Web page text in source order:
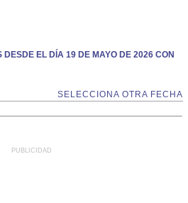
EL DÍA 19 DE MAYO DE 2026 CON
SELECCIONA OTRA FECHA
PUBLICIDAD